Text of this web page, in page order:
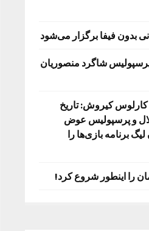
بدون فیفا برگزار می‌شود
شاگرد منصوریان
کیروش: تاریخ
و پرسپولیس عوض
برنامه بازی‌ها را
را اینطور شروع کرد!